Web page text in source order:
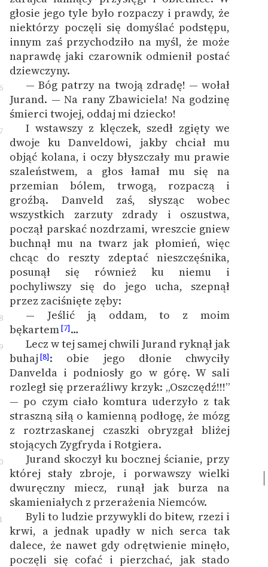
głosie jego tyle było rozpaczy i prawdy, że
niektórzy poczęli się domyślać podstępu,
innym zaś przychodziło na myśl, że może
naprawdę jaki czarownik odmienił postać
dziewczyny.
— Bóg patrzy na twoją zdradę! — wołał
Jurand. — Na rany Zbawiciela! Na godzinę
śmierci twojej, oddaj mi dziecko!
I wstawszy z klęczek, szedł zgięty we
dwoje ku Danveldowi, jakby chciał mu
objąć kolana, i oczy błyszczały mu prawie
szaleństwem, a głos łamał mu się na
przemian bólem, trwogą, rozpaczą i
groźbą. Danveld zaś, słysząc wobec
wszystkich zarzuty zdrady i oszustwa,
począł parskać nozdrzami, wreszcie gniew
buchnął mu na twarz jak płomień, więc
chcąc do reszty zdeptać nieszczęśnika,
posunął się również ku niemu i
pochyliwszy się do jego ucha, szepnął
przez zaciśnięte zęby:
— Jeślić ją oddam, to z moim
bękartem[7]…
Lecz w tej samej chwili Jurand ryknął jak
buhaj [8]: obie jego dłonie chwyciły
Danvelda i podniosły go w górę. W sali
rozległ się przeraźliwy krzyk: „Oszczędź!!!”
— po czym ciało komtura uderzyło z tak
straszną siłą o kamienną podłogę, że mózg
z roztrzaskanej czaszki obryzgał bliżej
stojących Zygfryda i Rotgiera.
Jurand skoczył ku bocznej ścianie, przy
której stały zbroje, i porwawszy wielki
dwuręczny miecz, runął jak burza na
skamieniałych z przerażenia Niemców.
Byli to ludzie przywykli do bitew, rzezi i
krwi, a jednak upadły w nich serca tak
dalece, że nawet gdy odrętwienie minęło,
poczęli się cofać i pierzchać, jak stado